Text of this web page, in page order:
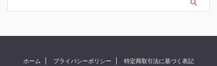
ホーム プライバシーポリシー 特定商取引法に基づく表記